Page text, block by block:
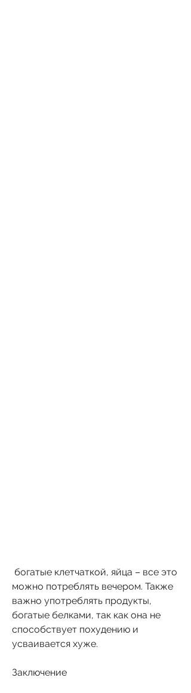
можно потреблять вечером. Также
важно употреблять продукты,
богатые белками, так как она не
способствует похудению и
усваивается хуже.
Заключение